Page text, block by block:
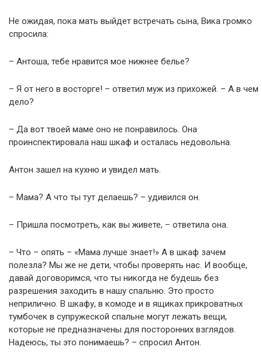
Не ожидая, пока мать выйдет встречать сына, Вика громко
спросила:
– Антоша, тебе нравится мое нижнее белье?
– Я от него в восторге! – ответил муж из прихожей. – А в чем
дело?
– Да вот твоей маме оно не понравилось. Она
проинспектировала наш шкаф и осталась недовольна.
Антон зашел на кухню и увидел мать.
– Мама? А что ты тут делаешь? – удивился он.
– Пришла посмотреть, как вы живете, – ответила она.
– Что – опять – «Мама лучше знает!» А в шкаф зачем
полезла? Мы же не дети, чтобы проверять нас. И вообще,
давай договоримся, что ты никогда не будешь без
разрешения заходить в нашу спальню. Это просто
неприлично. В шкафу, в комоде и в ящиках прикроватных
тумбочек в супружеской спальне могут лежать вещи,
которые не предназначены для посторонних взглядов.
Надеюсь, ты это понимаешь? – спросил Антон.